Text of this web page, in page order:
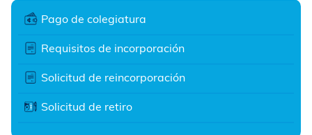
Pago de colegiatura
Requisitos de incorporación
Solicitud de reincorporación
Solicitud de retiro